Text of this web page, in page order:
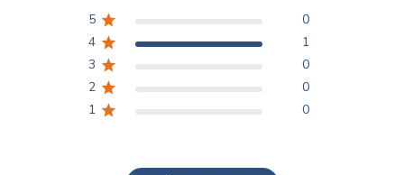
5
0
4
1
3
0
2
0
1
0